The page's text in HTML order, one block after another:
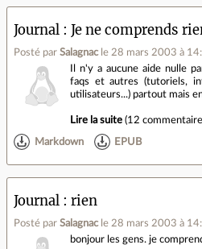
Journal Je ne comprends
Posté par Salagnac le 28 mars 2003 à
Il n'y a aucune aide nulle
faqs et autres (tutoriels,
utilisateurs...) partout mais
Lire la suite (12
Markdown EPUB
Journal rien
Posté par Salagnac le 28 mars 2003 à
bonjour les gens. je